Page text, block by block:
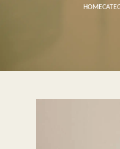
HOME